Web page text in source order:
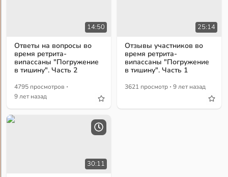
14:50
Ответы на вопросы во
время ретрита-
випассаны "Погружение
в тишину". Часть 2
4795 просмотров ·
9 лет назад
25:14
Отзывы участников во
время ретрита-
випассаны "Погружение
в тишину". Часть 1
3621 просмотр · 9 лет назад
30:11